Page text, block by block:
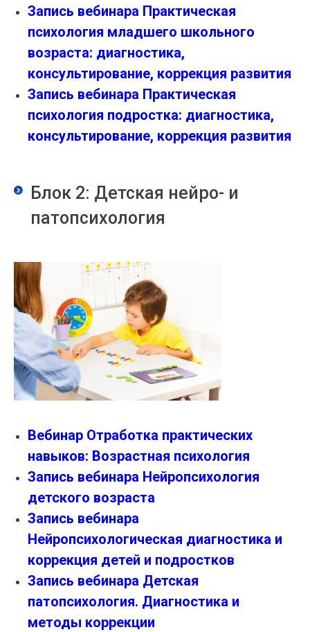
Запись вебинара Практическая
психология младшего школьного
возраста: диагностика,
консультирование, коррекция развития
Запись вебинара Практическая
психология подростка: диагностика,
консультирование, коррекция развития
Блок 2: Детская нейро- и
патопсихология
Вебинар Отработка практических
навыков: Возрастная психология
Запись вебинара Нейропсихология
детского возраста
Запись вебинара
Нейропсихологическая диагностика и
коррекция детей и подростков
Запись вебинара Детская
патопсихология. Диагностика и
методы коррекции